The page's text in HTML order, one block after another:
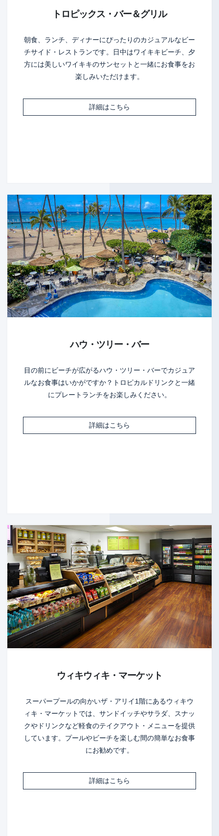
トロピックス・バー＆グリル
朝食、ランチ、ディナーにぴったりのカジュアルなビー
チサイド・レストランです。日中はワイキキビーチ、夕
方には美しいワイキキのサンセットと一緒にお食事をお
楽しみいただけます。
詳細はこちら
ハウ・ツリー・バー
目の前にビーチが広がるハウ・ツリー・バーでカジュア
ルなお食事はいかがですか？トロピカルドリンクと一緒
にプレートランチをお楽しみください。
詳細はこちら
ウィキウィキ・マーケット
スーパープールの向かいザ・アリイ1階にあるウィキウ
ィキ・マーケットでは、サンドイッチやサラダ、スナッ
クやドリンクなど軽食のテイクアウト・メニューを提供
しています。プールやビーチを楽しむ間の簡単なお食事
にお勧めです。
詳細はこちら